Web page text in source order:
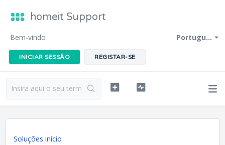
homeit Support
Portugu...
Bem-vindo
INICIAR SESSÃO REGISTAR-SE
Soluções início